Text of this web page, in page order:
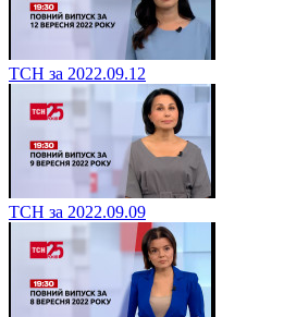
ТСН за 2022.09.12
ТСН за 2022.09.09